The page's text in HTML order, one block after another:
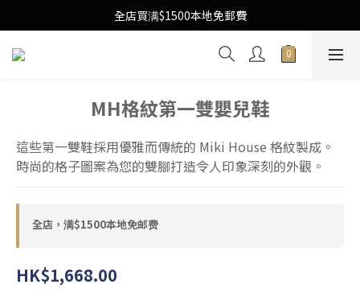
Free Local Shipping Upon $1500 purchase
全店買满$1500本地免郵費
Free Local Shipping Upon $1500 purchase
MH格紋第一雙嬰兒鞋
這些第一雙鞋採用優雅而傳統的 Miki House 格紋製成。
時尚的格子圖案為您的雙腳打造令人印象深刻的外觀。
全店，满$1500本地免邮费
HK$1,668.00